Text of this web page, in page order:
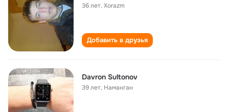
36 лет,Xorazm
Добавить в друзья
Davron Sultonov
39 лет, Наманган